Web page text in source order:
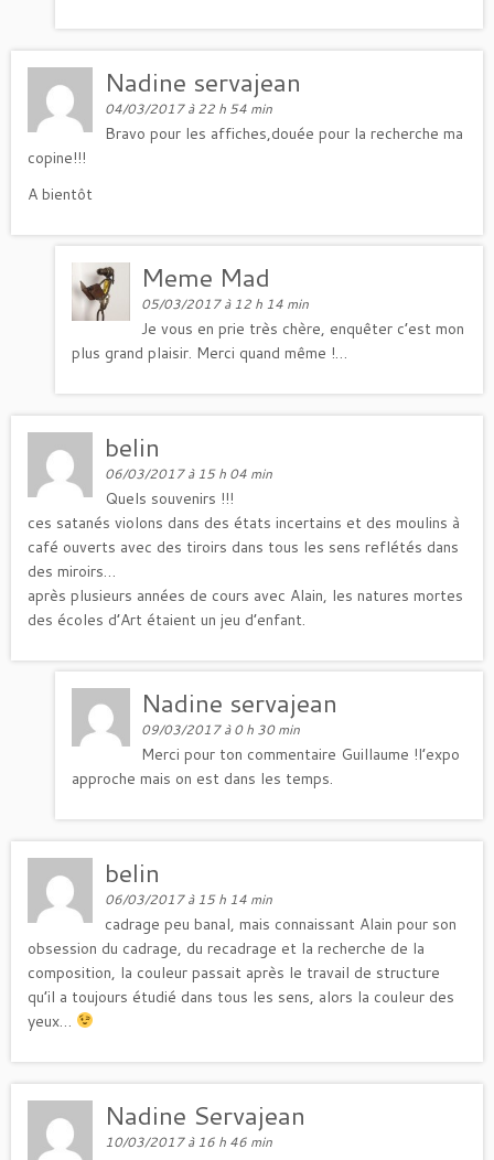
Nadine servajean
04/03/2017 à 22 h 54 min
Bravo pour les affiches,douée pour la recherche ma
copine!!!
A bientôt
Meme Mad
05/03/2017 à 12 h 14 min
Je vous en prie très chère, enquêter c’est mon
plus grand plaisir. Merci quand même !…
belin
06/03/2017 à 15 h 04 min
Quels souvenirs !!!
ces satanés violons dans des états incertains et des moulins à
café ouverts avec des tiroirs dans tous les sens reflétés dans
des miroirs…
après plusieurs années de cours avec Alain, les natures mortes
des écoles d’Art étaient un jeu d’enfant.
Nadine servajean
09/03/2017 à 0 h 30 min
Merci pour ton commentaire Guillaume !l’expo
approche mais on est dans les temps.
belin
06/03/2017 à 15 h 14 min
cadrage peu banal, mais connaissant Alain pour son
obsession du cadrage, du recadrage et la recherche de la
composition, la couleur passait après le travail de structure
qu’il a toujours étudié dans tous les sens, alors la couleur des
yeux…
Nadine Servajean
10/03/2017 à 16 h 46 min